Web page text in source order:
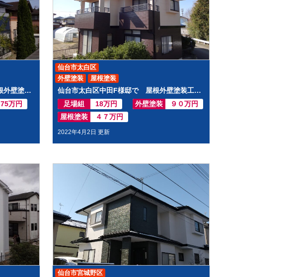
仙台市青葉区中山台T様邸にて 屋根外壁塗装工事させて頂きました
75万円
仙台市太白区中田F様邸で 屋根外壁塗装工事させて頂きました
足場組
18万円 外壁塗装
９０万円
屋根塗装
４７万円
2022年4月2日 更新
外壁塗装 屋根塗装
仙台市太白区
仙台市宮城野区